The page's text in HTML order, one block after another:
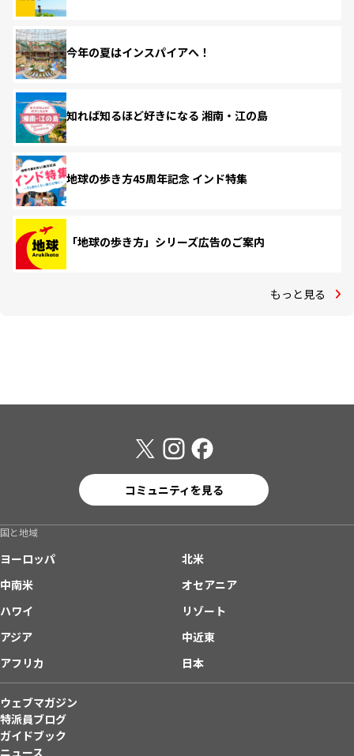
今年の夏はインスパイアへ！
知れば知るほど好きになる 湘南・江の島
地球の歩き方45周年記念 インド特集
「地球の歩き方」シリーズ広告のご案内
もっと見る
コミュニティを見る
国と地域
ヨーロッパ
北米
中南米
オセアニア
ハワイ
リゾート
アジア
中近東
アフリカ
日本
ウェブマガジン
特派員ブログ
ガイドブック
ニュース